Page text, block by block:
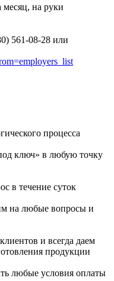
месяц, на руки
561-08-28 или
процесса
ключ» в любую точку
в течение суток
на любые вопросы и
и всегда даем
продукции
любые условия оплаты